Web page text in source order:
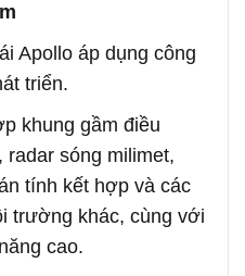
Apollo áp dụng công
triển.
khung gầm điều
radar sóng milimet,
tính kết hợp và các
trường khác, cùng với
cao.